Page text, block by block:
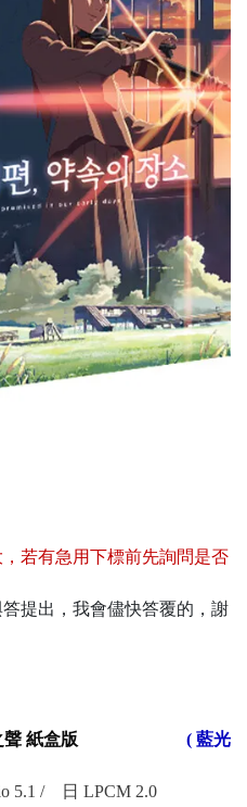
若有急用下標前先詢問是否
提出，我會儘快答覆的，謝
聲 紙盒版
( 藍光
5.1 / 日 LPCM 2.0